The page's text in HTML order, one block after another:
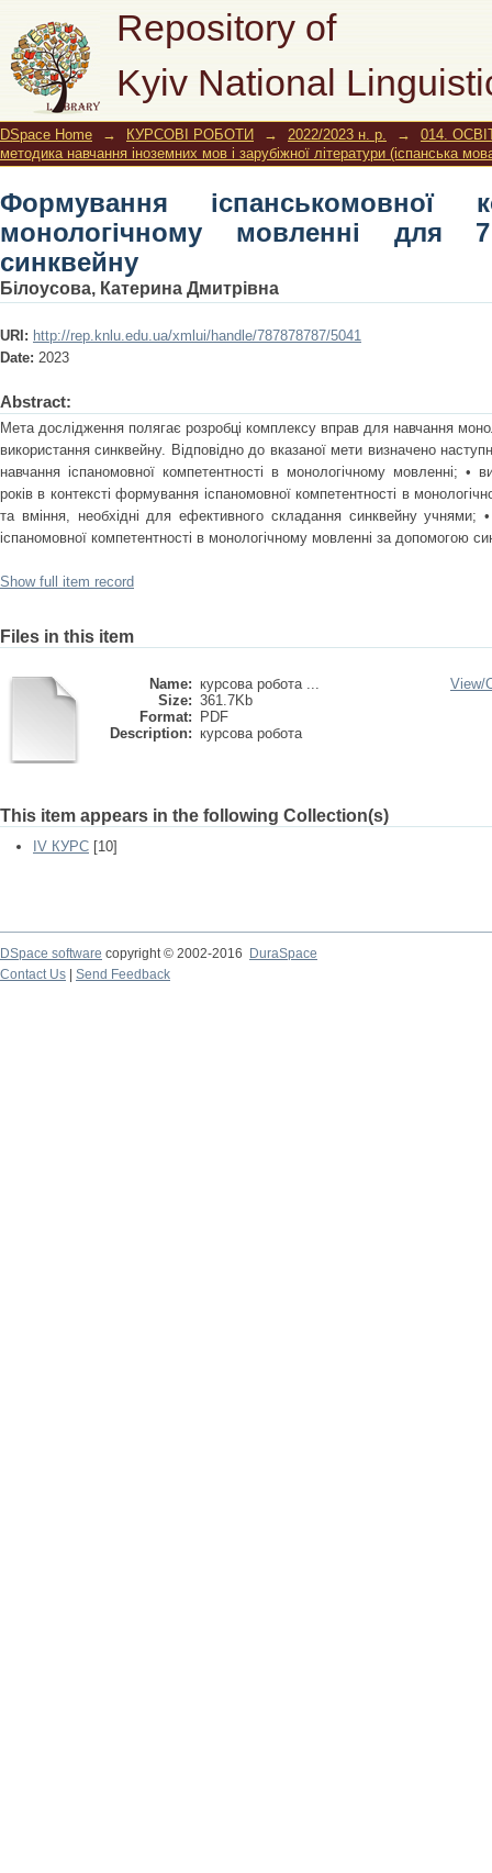
Repository of
Kyiv National
Формування іспанськомовної
7 класу засобом синквейну
DSpace Home → КУРСОВІ РОБОТИ → 2022/2023 н. р. →
014.
методика навчання іноземних мов і зарубіжної літератури (іспанська
Формування іспанськомовної
монологічному мовленні для
синквейну
Білоусова, Катерина Дмитрівна
URI: http://rep.knlu.edu.ua/xmlui/handle/787878787/5041
Date: 2023
Abstract:
Мета дослідження полягає розробці комплексу вправ для навчання
використання синквейну. Відповідно до вказаної мети визначено
навчання іспаномовної компетентності в монологічному мовленні; •
років в контексті формування іспаномовної компетентності в
та вміння, необхідні для ефективного складання синквейну
іспаномовної компетентності в монологічному мовленні за допомогою
Show full item record
Files in this item
Name: курсова робота ...
Size: 361.7Kb
Format:
PDF
Description: курсова робота
View/
This item appears in the following Collection(s)
IV КУРС [10]
DSpace software copyright © 2002-2016
DuraSpace
Contact Us
Send Feedback